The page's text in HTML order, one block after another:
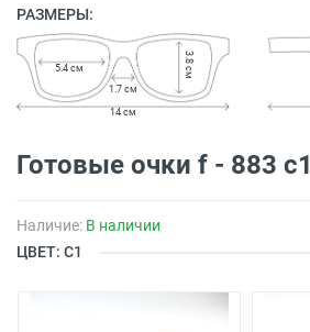
РАЗМЕРЫ:
1.7 см
5.4 см 3.8 см
14 см
Готовые очки f - 883 c1
Наличие: В наличии
ЦВЕТ: С1